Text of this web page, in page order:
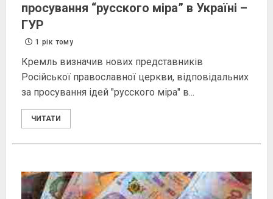
просування “русского міра” в Україні –
ГУР
1 рік тому
Кремль визначив нових представників
Російської православної церкви, відповідальних
за просування ідей "русского міра" в...
ЧИТАТИ